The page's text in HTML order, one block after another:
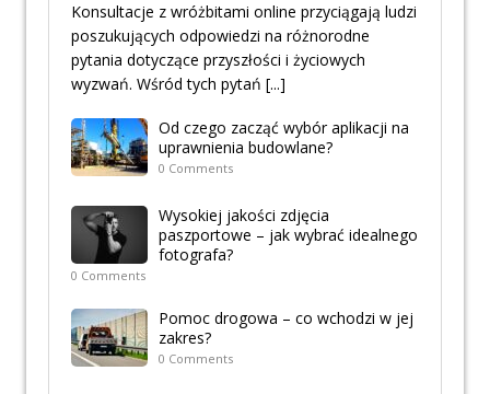
Konsultacje z wróżbitami online przyciągają ludzi
poszukujących odpowiedzi na różnorodne
pytania dotyczące przyszłości i życiowych
wyzwań. Wśród tych pytań [...]
Od czego zacząć wybór aplikacji na
uprawnienia budowlane?
0 Comments
Wysokiej jakości zdjęcia
paszportowe – jak wybrać idealnego
fotografa?
0 Comments
Pomoc drogowa – co wchodzi w jej
zakres?
0 Comments